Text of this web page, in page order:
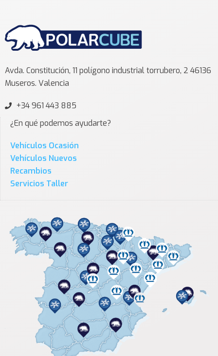
Avda. Constitución, 11 polígono industrial torrubero, 2 46136
Museros. Valencia
+34 961 443 885
¿En qué podemos ayudarte?
Vehículos Ocasión
Vehículos Nuevos
Recambios
Servicios Taller